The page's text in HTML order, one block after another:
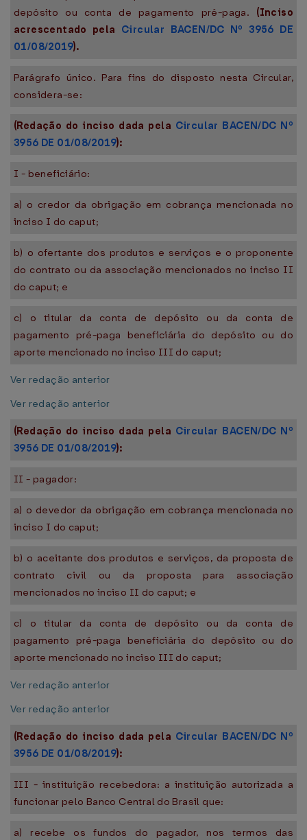
depósito ou conta de pagamento pré-paga. (Inciso
acrescentado pela Circular BACEN/DC Nº 3956 DE
01/08/2019).
Parágrafo único. Para fins do disposto nesta Circular,
considera-se:
(Redação do inciso dada pela Circular BACEN/DC Nº
3956 DE 01/08/2019):
I - beneficiário:
a) o credor da obrigação em cobrança mencionada no
inciso I do caput;
b) o ofertante dos produtos e serviços e o proponente
do contrato ou da associação mencionados no inciso II
do caput; e
c) o titular da conta de depósito ou da conta de
pagamento pré-paga beneficiária do depósito ou do
aporte mencionado no inciso III do caput;
Ver redação anterior
Ver redação anterior
(Redação do inciso dada pela Circular BACEN/DC Nº
3956 DE 01/08/2019):
II - pagador:
a) o devedor da obrigação em cobrança mencionada no
inciso I do caput;
b) o aceitante dos produtos e serviços, da proposta de
contrato civil ou da proposta para associação
mencionados no inciso II do caput; e
c) o titular da conta de depósito ou da conta de
pagamento pré-paga beneficiária do depósito ou do
aporte mencionado no inciso III do caput;
Ver redação anterior
Ver redação anterior
(Redação do inciso dada pela Circular BACEN/DC Nº
3956 DE 01/08/2019):
III - instituição recebedora: a instituição autorizada a
funcionar pelo Banco Central do Brasil que:
a) recebe os fundos do pagador, nos termos das